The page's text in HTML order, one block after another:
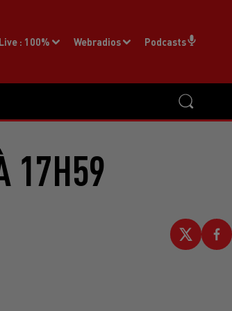
Live : 100% Webradios Podcasts
17H59